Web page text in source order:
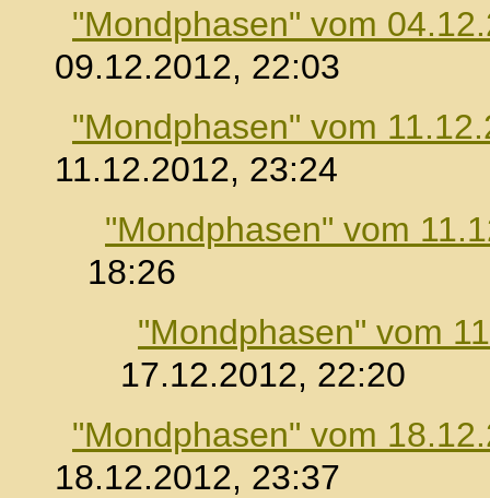
"Mondphasen" vom
09.12.2012, 22:03
"Mondphasen" vom
11.12.2012, 23:24
"Mondphasen" vom
18:26
"Mondphasen" vom
17.12.2012, 22:20
"Mondphasen" vom
18.12.2012, 23:37